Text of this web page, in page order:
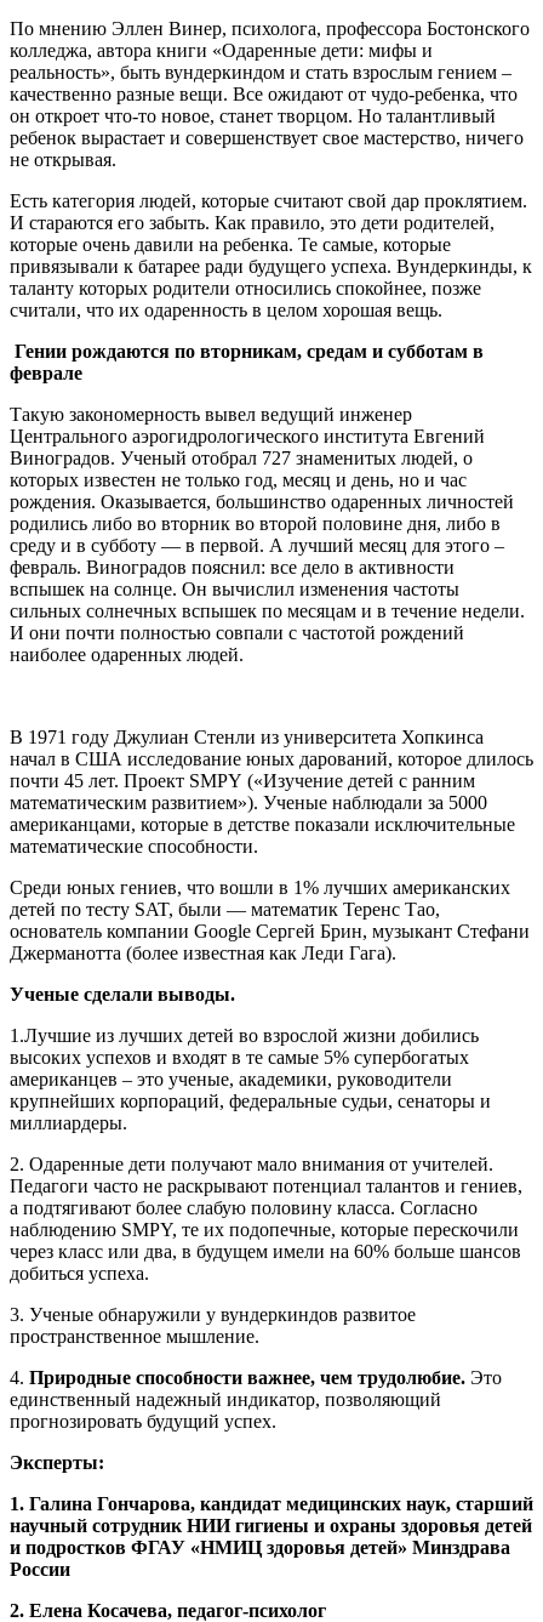
По мнению Эллен Винер, психолога, профессора Бостонского
колледжа, автора книги «Одаренные дети: мифы и
реальность», быть вундеркиндом и стать взрослым гением –
качественно разные вещи. Все ожидают от чудо-ребенка, что
он откроет что-то новое, станет творцом. Но талантливый
ребенок вырастает и совершенствует свое мастерство, ничего
не открывая.
Есть категория людей, которые считают свой дар проклятием.
И стараются его забыть. Как правило, это дети родителей,
которые очень давили на ребенка. Те самые, которые
привязывали к батарее ради будущего успеха. Вундеркинды, к
таланту которых родители относились спокойнее, позже
считали, что их одаренность в целом хорошая вещь.
Гении рождаются по вторникам, средам и субботам в
феврале
Такую закономерность вывел ведущий инженер
Центрального аэрогидрологического института Евгений
Виноградов. Ученый отобрал 727 знаменитых людей, о
которых известен не только год, месяц и день, но и час
рождения. Оказывается, большинство одаренных личностей
родились либо во вторник во второй половине дня, либо в
среду и в субботу — в первой. А лучший месяц для этого –
февраль. Виноградов пояснил: все дело в активности
вспышек на солнце. Он вычислил изменения частоты
сильных солнечных вспышек по месяцам и в течение недели.
И они почти полностью совпали с частотой рождений
наиболее одаренных людей.
В 1971 году Джулиан Стенли из университета Хопкинса
начал в США исследование юных дарований, которое длилось
почти 45 лет. Проект SMPY («Изучение детей с ранним
математическим развитием»). Ученые наблюдали за 5000
американцами, которые в детстве показали исключительные
математические способности.
Среди юных гениев, что вошли в 1% лучших американских
детей по тесту SAT, были — математик Теренс Тао,
основатель компании Google Сергей Брин, музыкант Стефани
Джерманотта (более известная как Леди Гага).
Ученые сделали выводы.
1.Лучшие из лучших детей во взрослой жизни добились
высоких успехов и входят в те самые 5% супербогатых
американцев – это ученые, академики, руководители
крупнейших корпораций, федеральные судьи, сенаторы и
миллиардеры.
2. Одаренные дети получают мало внимания от учителей.
Педагоги часто не раскрывают потенциал талантов и гениев,
а подтягивают более слабую половину класса. Согласно
наблюдению SMPY, те их подопечные, которые перескочили
через класс или два, в будущем имели на 60% больше шансов
добиться успеха.
3. Ученые обнаружили у вундеркиндов развитое
пространственное мышление.
4. Природные способности важнее, чем трудолюбие. Это
единственный надежный индикатор, позволяющий
прогнозировать будущий успех.
Эксперты:
1. Галина Гончарова, кандидат медицинских наук, старший
научный сотрудник НИИ гигиены и охраны здоровья детей
и подростков ФГАУ «НМИЦ здоровья детей» Минздрава
России
2. Елена Косачева, педагог-психолог